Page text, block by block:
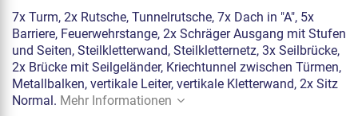
7x Turm, 2x Rutsche, Tunnelrutsche, 7x Dach in "A", 5x
Barriere, Feuerwehrstange, 2x Schräger Ausgang mit Stufen
und Seiten, Steilkletterwand, Steilkletternetz, 3x Seilbrücke,
2x Brücke mit Seilgeländer, Kriechtunnel zwischen Türmen,
Metallbalken, vertikale Leiter, vertikale Kletterwand, 2x Sitz
Normal. Mehr Informationen